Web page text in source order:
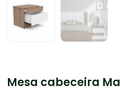
Mesa cabeceira